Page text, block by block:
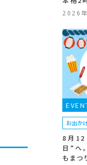
2026
お出か
8月12
日”へ
もまつ